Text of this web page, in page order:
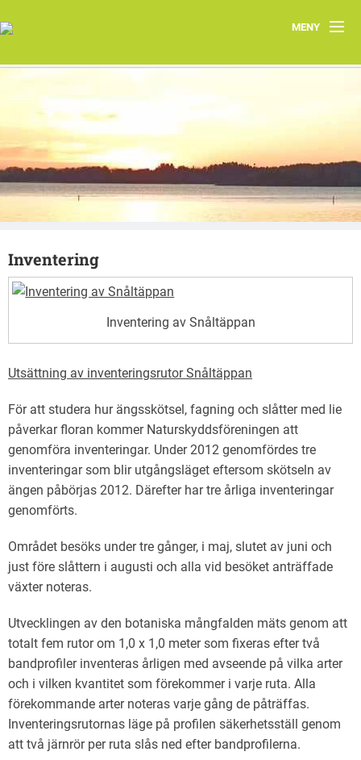
MENY
Hem
Kontakt
Aktuellt
Inventering
Inventering av Snåltäppan
Utsättning av inventeringsrutor Snåltäppan
För att studera hur ängsskötsel, fagning och slåtter med lie
påverkar floran kommer Naturskyddsföreningen att
genomföra inventeringar. Under 2012 genomfördes tre
inventeringar som blir utgångsläget eftersom skötseln av
ängen påbörjas 2012. Därefter har tre årliga inventeringar
genomförts.
Området besöks under tre gånger, i maj, slutet av juni och
just före slåttern i augusti och alla vid besöket anträffade
växter noteras.
Utvecklingen av den botaniska mångfalden mäts genom att
totalt fem rutor om 1,0 x 1,0 meter som fixeras efter två
bandprofiler inventeras årligen med avseende på vilka arter
och i vilken kvantitet som förekommer i varje ruta. Alla
förekommande arter noteras varje gång de påträffas.
Inventeringsrutornas läge på profilen säkerhetsställ genom
att två järnrör per ruta slås ned efter bandprofilerna.